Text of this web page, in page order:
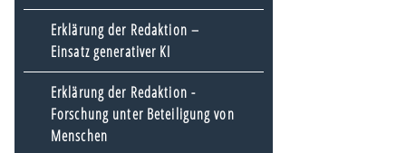
Erklärung der Redaktion –
Einsatz generativer KI
Erklärung der Redaktion -
Forschung unter Beteiligung von
Menschen